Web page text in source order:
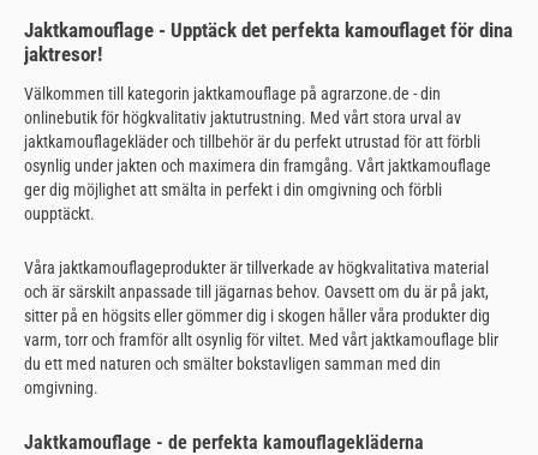
Jaktkamouflage - Upptäck det perfekta kamouflaget för dina
jaktresor!
Välkommen till kategorin jaktkamouflage på agrarzone.de - din
onlinebutik för högkvalitativ jaktutrustning. Med vårt stora urval av
jaktkamouflagekläder och tillbehör är du perfekt utrustad för att förbli
osynlig under jakten och maximera din framgång. Vårt jaktkamouflage
ger dig möjlighet att smälta in perfekt i din omgivning och förbli
oupptäckt.
Våra jaktkamouflageprodukter är tillverkade av högkvalitativa material
och är särskilt anpassade till jägarnas behov. Oavsett om du är på jakt,
sitter på en högsits eller gömmer dig i skogen håller våra produkter dig
varm, torr och framför allt osynlig för viltet. Med vårt jaktkamouflage blir
du ett med naturen och smälter bokstavligen samman med din
omgivning.
Jaktkamouflage - de perfekta kamouflagekläderna